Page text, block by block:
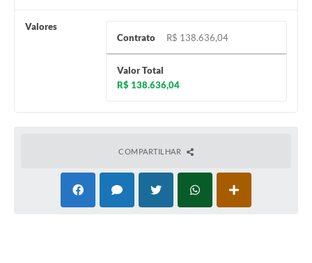
Valores
Contrato
R$ 138.636,04
Valor Total
R$ 138.636,04
COMPARTILHAR